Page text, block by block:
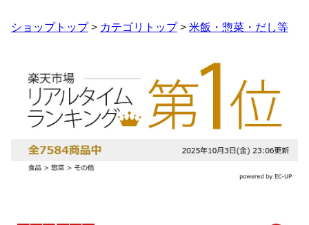
ショップトップ> カテゴリトップ> 米飯・惣菜・だし等